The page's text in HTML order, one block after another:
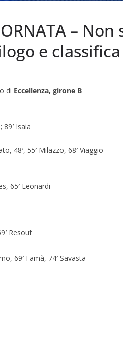
–
e classifica
di Eccellenza, girone B
89′ Isaia
48′, 55′ Milazzo, 68′ Viaggio
65′ Leonardi
Resouf
69′ Famà, 74′ Savasta